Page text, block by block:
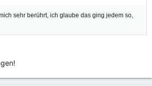
sehr berührt, ich glaube das ging jedem so,